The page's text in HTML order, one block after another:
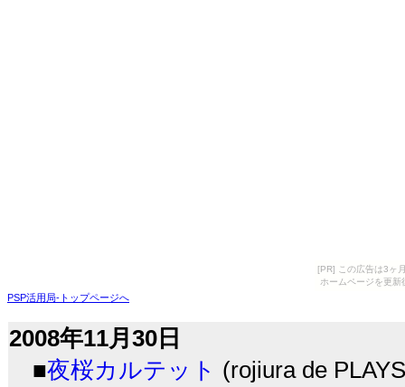
[PR] この広告は3ヶ
ホームページを更
PSP活用局-トップページへ
2008年11月30日
■夜桜カルテット (rojiura de